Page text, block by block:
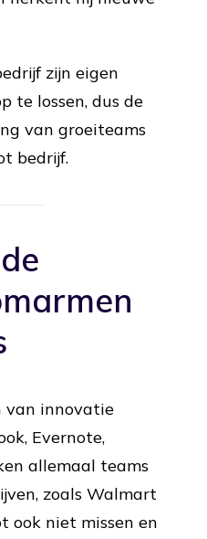
zijn eigen
te lossen, dus de
van groeiteams
bedrijf.
van innovatie
Evernote,
allemaal teams
zoals Walmart
ook niet missen en